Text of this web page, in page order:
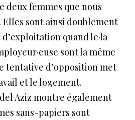
deux femmes que nous
Elles sont ainsi doublement
quand le·la
sont la même
tentative d’opposition met
et le logement.
Aziz montre également
sans-papiers sont